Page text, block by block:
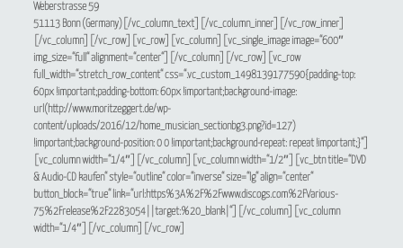
Weberstrasse 59
51113 Bonn (Germany)[/vc_column_text][/vc_column_inner][/vc_row_inner]
[/vc_column][/vc_row][vc_row][vc_column][vc_single_image image=“600″
img_size=“full“ alignment=“center“][/vc_column][/vc_row][vc_row
full_width=“stretch_row_content“ css=“.vc_custom_1498139177590{padding-top:
60px !important;padding-bottom: 60px !important;background-image:
url(http://www.moritzeggert.de/wp-
content/uploads/2016/12/home_musician_sectionbg3.png?id=127)
!important;background-position: 0 0 !important;background-repeat: repeat !important;}“]
[vc_column width=“1/4″][/vc_column][vc_column width=“1/2″][vc_btn title=“DVD
& Audio-CD kaufen“ style=“outline“ color=“inverse“ size=“lg“ align=“center“
button_block=“true“ link=“url:https%3A%2F%2Fwww.discogs.com%2FVarious-
75%2Frelease%2F2283054||target:%20_blank|“][/vc_column][vc_column
width=“1/4″][/vc_column][/vc_row]